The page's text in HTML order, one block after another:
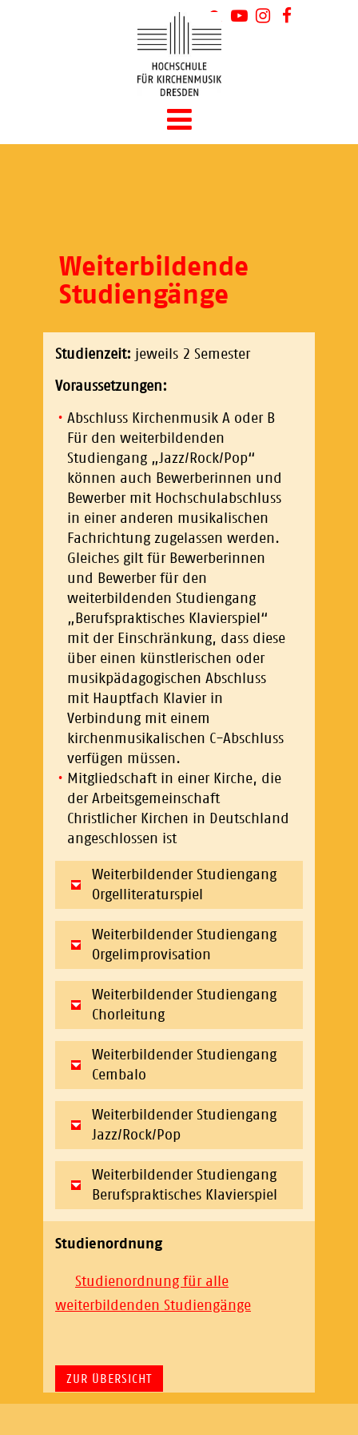
Weiterbildende
Studiengänge
Studienzeit: jeweils 2 Semester
Voraussetzungen:
Abschluss Kirchenmusik A oder B
Für den weiterbildenden
Studiengang „Jazz/Rock/Pop“
können auch Bewerberinnen und
Bewerber mit Hochschulabschluss
in einer anderen musikalischen
Fachrichtung zugelassen werden.
Gleiches gilt für Bewerberinnen
und Bewerber für den
weiterbildenden Studiengang
„Berufspraktisches Klavierspiel“
mit der Einschränkung, dass diese
über einen künstlerischen oder
musikpädagogischen Abschluss
mit Hauptfach Klavier in
Verbindung mit einem
kirchenmusikalischen C-Abschluss
verfügen müssen.
Mitgliedschaft in einer Kirche, die
der Arbeitsgemeinschaft
Christlicher Kirchen in Deutschland
angeschlossen ist
Weiterbildender Studiengang
Orgelliteraturspiel
Weiterbildender Studiengang
Orgelimprovisation
Weiterbildender Studiengang
Chorleitung
Weiterbildender Studiengang
Cembalo
Weiterbildender Studiengang
Jazz/Rock/Pop
Weiterbildender Studiengang
Berufspraktisches Klavierspiel
Studienordnung
Studienordnung für alle
weiterbildenden Studiengänge
ZUR ÜBERSICHT